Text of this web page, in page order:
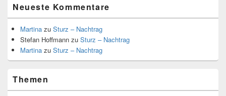
Neueste Kommentare
Martina zu Sturz – Nachtrag
Stefan Hoffmann zu Sturz – Nachtrag
Martina zu Sturz – Nachtrag
Themen